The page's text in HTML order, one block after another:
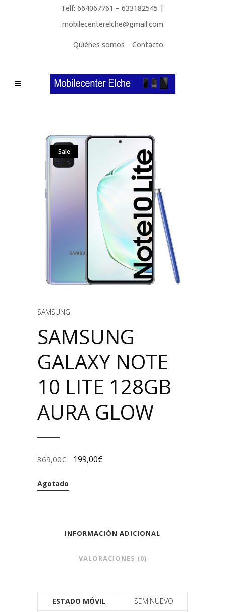
Telf: 664067761 – 633182545 |
mobilecenterelche@gmail.com
Quiénes somos Contacto
Sale
SAMSUNG
SAMSUNG
GALAXY NOTE
10 LITE 128GB
AURA GLOW
369,00€ 199,00€
Agotado
INFORMACIÓN ADICIONAL
VALORACIONES (0)
ESTADO MÓVIL
SEMINUEVO